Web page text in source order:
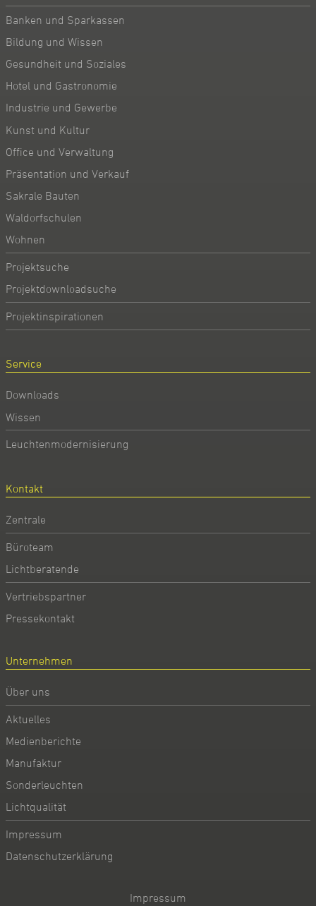
Banken und Sparkassen
Bildung und Wissen
Gesundheit und Soziales
Hotel und Gastronomie
Industrie und Gewerbe
Kunst und Kultur
Office und Verwaltung
Präsentation und Verkauf
Sakrale Bauten
Waldorfschulen
Wohnen
Projektsuche
Projektdownloadsuche
Projektinspirationen
Service
Downloads
Wissen
Leuchtenmodernisierung
Kontakt
Zentrale
Büroteam
Lichtberatende
Vertriebspartner
Pressekontakt
Unternehmen
Über uns
Aktuelles
Medienberichte
Manufaktur
Sonderleuchten
Lichtqualität
Impressum
Datenschutzerklärung
Impressum